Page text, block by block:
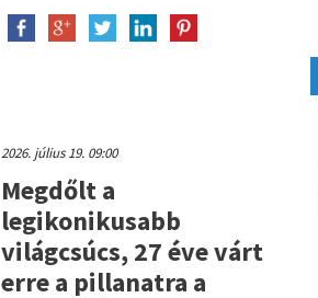
2026. július 19. 09:00
Megdőlt a
legikonikusabb
világcsúcs, 27 éve várt
erre a pillanatra a